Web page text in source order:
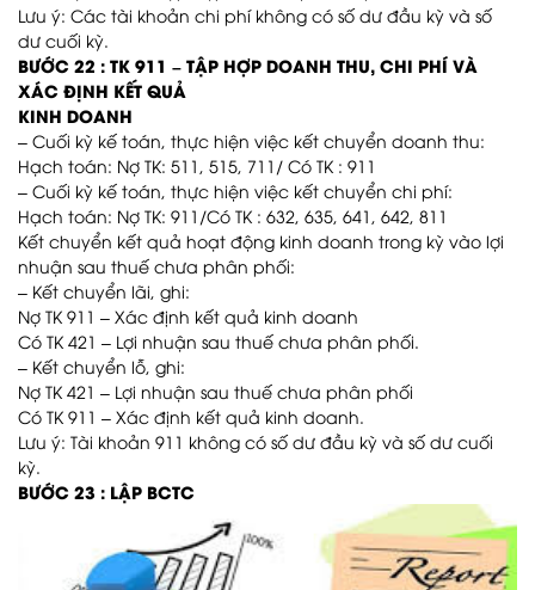
Lưu ý: Các tài khoản chi phí không có số dư đầu kỳ và số
dư cuối kỳ.
BƯỚC 22 : TK 911 – TẬP HỢP DOANH THU, CHI PHÍ VÀ
XÁC ĐỊNH KẾT QUẢ
KINH DOANH
– Cuối kỳ kế toán, thực hiện việc kết chuyển doanh thu:
Hạch toán: Nợ TK: 511, 515, 711/ Có TK : 911
– Cuối kỳ kế toán, thực hiện việc kết chuyển chi phí:
Hạch toán: Nợ TK: 911/Có TK : 632, 635, 641, 642, 811
Kết chuyển kết quả hoạt động kinh doanh trong kỳ vào lợi
nhuận sau thuế chưa phân phối:
– Kết chuyển lãi, ghi:
Nợ TK 911 – Xác định kết quả kinh doanh
Có TK 421 – Lợi nhuận sau thuế chưa phân phối.
– Kết chuyển lỗ, ghi:
Nợ TK 421 – Lợi nhuận sau thuế chưa phân phối
Có TK 911 – Xác định kết quả kinh doanh.
Lưu ý: Tài khoản 911 không có số dư đầu kỳ và số dư cuối
kỳ.
BƯỚC 23 : LẬP BCTC